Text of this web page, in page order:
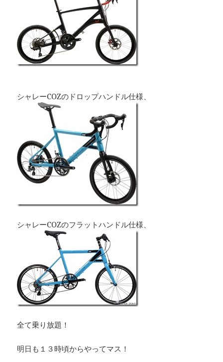
シャレーCOZのドロップハンドル仕様、
シャレーCOZのフラットハンドル仕様、
全て乗り放題！
明日も１３時頃からやってマス！